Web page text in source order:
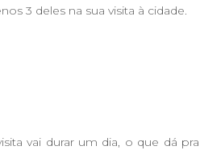
3 deles na sua visita à cidade.
vai durar um dia, o que dá pra